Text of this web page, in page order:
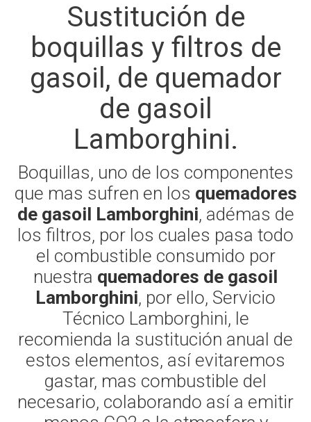
Sustitución de
boquillas y filtros de
gasoil, de quemador
de gasoil
Lamborghini.
Boquillas, uno de los componentes
que mas sufren en los quemadores
de gasoil Lamborghini, adémas de
los filtros, por los cuales pasa todo
el combustible consumido por
nuestra quemadores de gasoil
Lamborghini, por ello, Servicio
Técnico Lamborghini, le
recomienda la sustitución anual de
estos elementos, así evitaremos
gastar, mas combustible del
necesario, colaborando así a emitir